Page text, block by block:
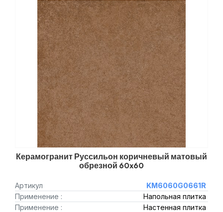
Керамогранит Руссильон коричневый матовый
обрезной 60x60
Артикул
KM6060G0661R
Применение :
Напольная плитка
Применение :
Настенная плитка